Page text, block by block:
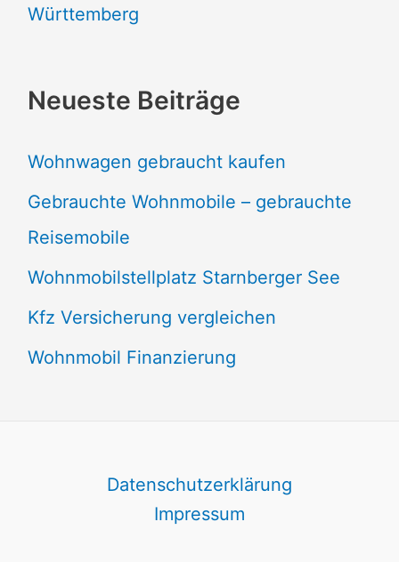
Württemberg
Neueste Beiträge
Wohnwagen gebraucht kaufen
Gebrauchte Wohnmobile – gebrauchte
Reisemobile
Wohnmobilstellplatz Starnberger See
Kfz Versicherung vergleichen
Wohnmobil Finanzierung
Datenschutzerklärung
Impressum